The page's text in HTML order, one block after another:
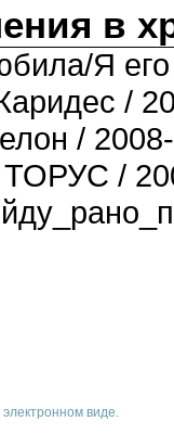
в
Я
/
/
/
виде.